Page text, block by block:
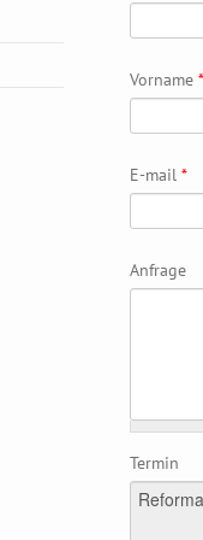
Vorname *
E-mail *
Anfrage
Termin